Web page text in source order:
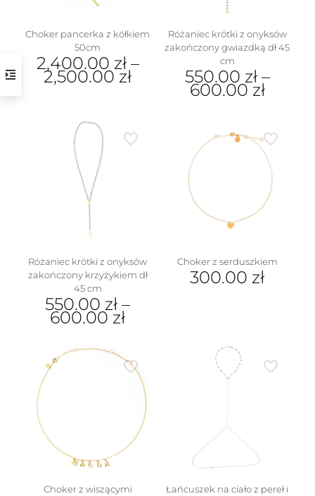
Choker pancerka z kółkiem
50cm
2,400.00 zł–
2,500.00zł
ma
wiele
wariantów.
Opcje
można
wybrać
na
stronie
produktu
Różaniec krótki z onyksów
zakończony gwiazdką dł 45
cm
550.00 zł–
600.00zł
ma
wiele
wariantów.
stronie
Różaniec krótki z onyksów
zakończony krzyżykiem dł
45 cm
550.00 zł –
600.00 zł
produkt
stronie
produktu
Choker z serduszkiem
300.00 zł
Choker z wiszącymi
Łańcuszek na ciało z pereł i